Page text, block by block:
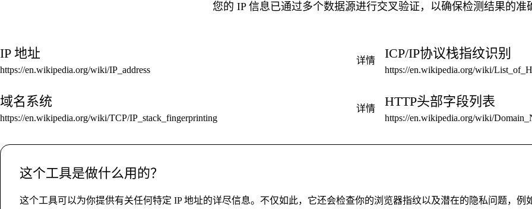
您的 IP 信息已通过多个数据源进行交叉验证，以确保检测结果的准
IP 地址
https://en.wikipedia.org/wiki/IP_address
详情 ICP/IP协议栈指纹识别
https://en.wikipedia.org/wiki/
域名系统
https://en.wikipedia.org/wiki/TCP/IP_stack_fingerprinting
详情 HTTP头部字段列表
https://en.wikipedia.org/wiki/
这个工具是做什么用的？
这个工具可以为你提供有关任何特定 IP 地址的详尽信息。不仅如此，它还会检查你的浏览器指纹以及潜在的隐私问题，例